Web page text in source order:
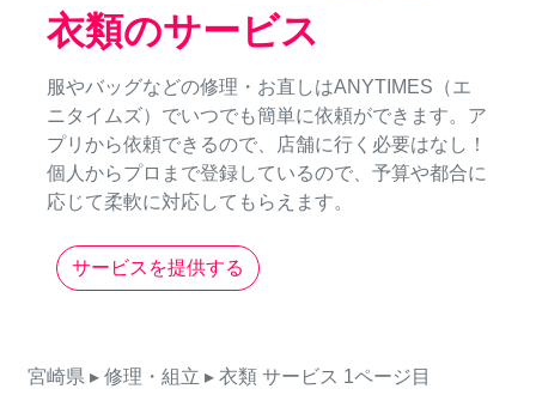
衣類のサービス
服やバッグなどの修理・お直しはANYTIMES（エ
ニタイムズ）でいつでも簡単に依頼ができます。ア
プリから依頼できるので、店舗に行く必要はなし！
個人からプロまで登録しているので、予算や都合に
応じて柔軟に対応してもらえます。
サービスを提供する
宮崎県 ▸ 修理・組立 ▸ 衣類 サービス 1ページ目